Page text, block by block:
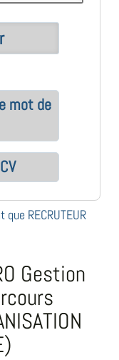
mot de
RECRUTEUR
Gestion